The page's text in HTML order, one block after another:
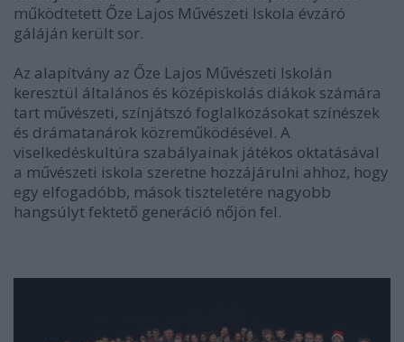
működtetett Őze Lajos Művészeti Iskola évzáró
gáláján került sor.
Az alapítvány az Őze Lajos Művészeti Iskolán
keresztül általános és középiskolás diákok számára
tart művészeti, színjátszó foglalkozásokat színészek
és drámatanárok közreműködésével. A
viselkedéskultúra szabályainak játékos oktatásával
a művészeti iskola szeretne hozzájárulni ahhoz, hogy
egy elfogadóbb, mások tiszteletére nagyobb
hangsúlyt fektető generáció nőjön fel.